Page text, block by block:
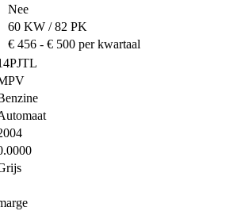
Nee
60 KW / 82 PK
€ 456 - € 500 per kwartaal